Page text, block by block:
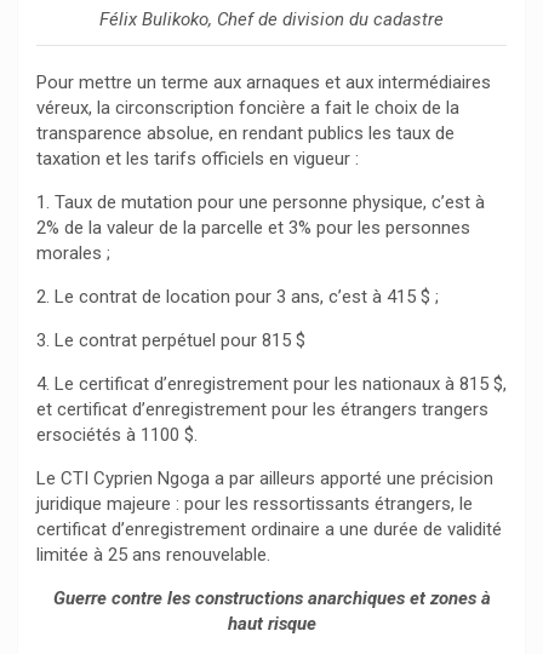
Félix Bulikoko, Chef de division du cadastre
Pour mettre un terme aux arnaques et aux intermédiaires
véreux, la circonscription foncière a fait le choix de la
transparence absolue, en rendant publics les taux de
taxation et les tarifs officiels en vigueur :
1. Taux de mutation pour une personne physique, c’est à
2% de la valeur de la parcelle et 3% pour les personnes
morales ;
2. Le contrat de location pour 3 ans, c’est à 415 $ ;
3. Le contrat perpétuel pour 815 $
4. Le certificat d’enregistrement pour les nationaux à 815 $,
et certificat d’enregistrement pour les étrangers trangers
ersociétés à 1100 $.
Le CTI Cyprien Ngoga a par ailleurs apporté une précision
juridique majeure : pour les ressortissants étrangers, le
certificat d’enregistrement ordinaire a une durée de validité
limitée à 25 ans renouvelable.
Guerre contre les constructions anarchiques et zones à
haut risque